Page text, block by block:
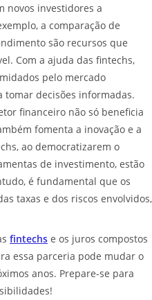
novos investidores a
a comparação de
são recursos que
Com a ajuda das fintechs,
pelo mercado
tomar decisões informadas.
financeiro não só beneficia
fomenta a inovação e a
ao democratizarem o
de investimento, estão
é fundamental que os
taxas e dos riscos envolvidos,
fintechs e os juros compostos
essa parceria pode mudar o
anos. Prepare-se para